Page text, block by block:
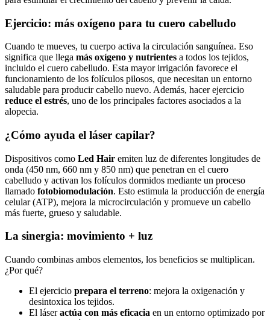
Ejercicio: más oxígeno para tu cuero cabelludo
Cuando te mueves, tu cuerpo activa la circulación sanguínea. Eso
significa que llega más oxígeno y nutrientes a todos los tejidos,
incluido el cuero cabelludo. Esta mayor irrigación favorece el
funcionamiento de los folículos pilosos, que necesitan un entorno
saludable para producir cabello nuevo. Además, hacer ejercicio
reduce el estrés, uno de los principales factores asociados a la
alopecia.
¿Cómo ayuda el láser capilar?
Dispositivos como Led Hair emiten luz de diferentes longitudes de
onda (450 nm, 660 nm y 850 nm) que penetran en el cuero
cabelludo y activan los folículos dormidos mediante un proceso
llamado fotobiomodulación. Esto estimula la producción de energía
celular (ATP), mejora la microcirculación y promueve un cabello
más fuerte, grueso y saludable.
La sinergia: movimiento + luz
Cuando combinas ambos elementos, los beneficios se multiplican.
¿Por qué?
El ejercicio prepara el terreno: mejora la oxigenación y
desintoxica los tejidos.
El láseractúa con más eficacia en un entorno optimizado por